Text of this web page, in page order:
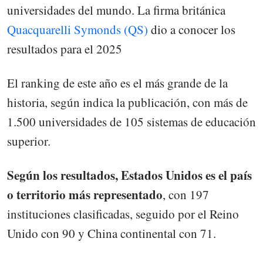
universidades del mundo. La firma británica
Quacquarelli Symonds (QS) dio a conocer los
resultados para el 2025
El ranking de este año es el más grande de la
historia, según indica la publicación, con más de
1.500 universidades de 105 sistemas de educación
superior.
Según los resultados, Estados Unidos es el país
o territorio más representado, con 197
instituciones clasificadas, seguido por el Reino
Unido con 90 y China continental con 71.